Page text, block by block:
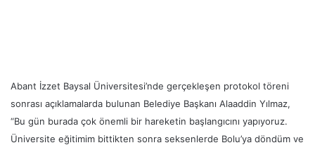
Abant İzzet Baysal Üniversitesi’nde gerçekleşen protokol töreni
sonrası açıklamalarda bulunan Belediye Başkanı Alaaddin Yılmaz,
“Bu gün burada çok önemli bir hareketin başlangıcını yapıyoruz.
Üniversite eğitimim bittikten sonra seksenlerde Bolu’ya döndüm ve